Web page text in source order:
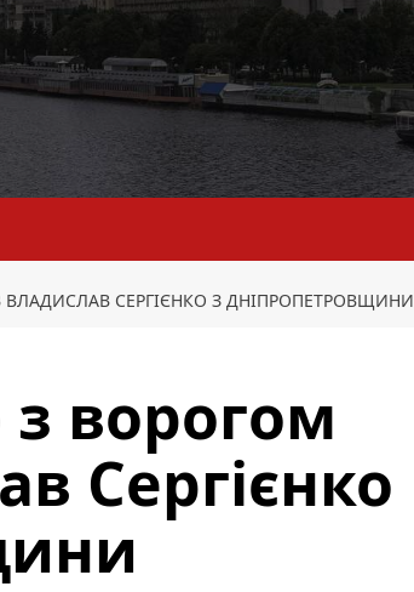
СЕРГІЄНКО З ДНІПРОПЕТРОВЩИНИ
ворогом
Сергієнко